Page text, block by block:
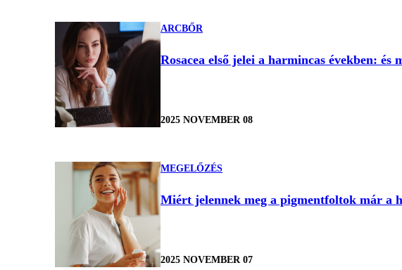
ARCBŐR
Rosacea első jelei a harmincas években:
2025 NOVEMBER 08
MEGELŐZÉS
Miért jelennek meg a pigmentfoltok már a
2025 NOVEMBER 07